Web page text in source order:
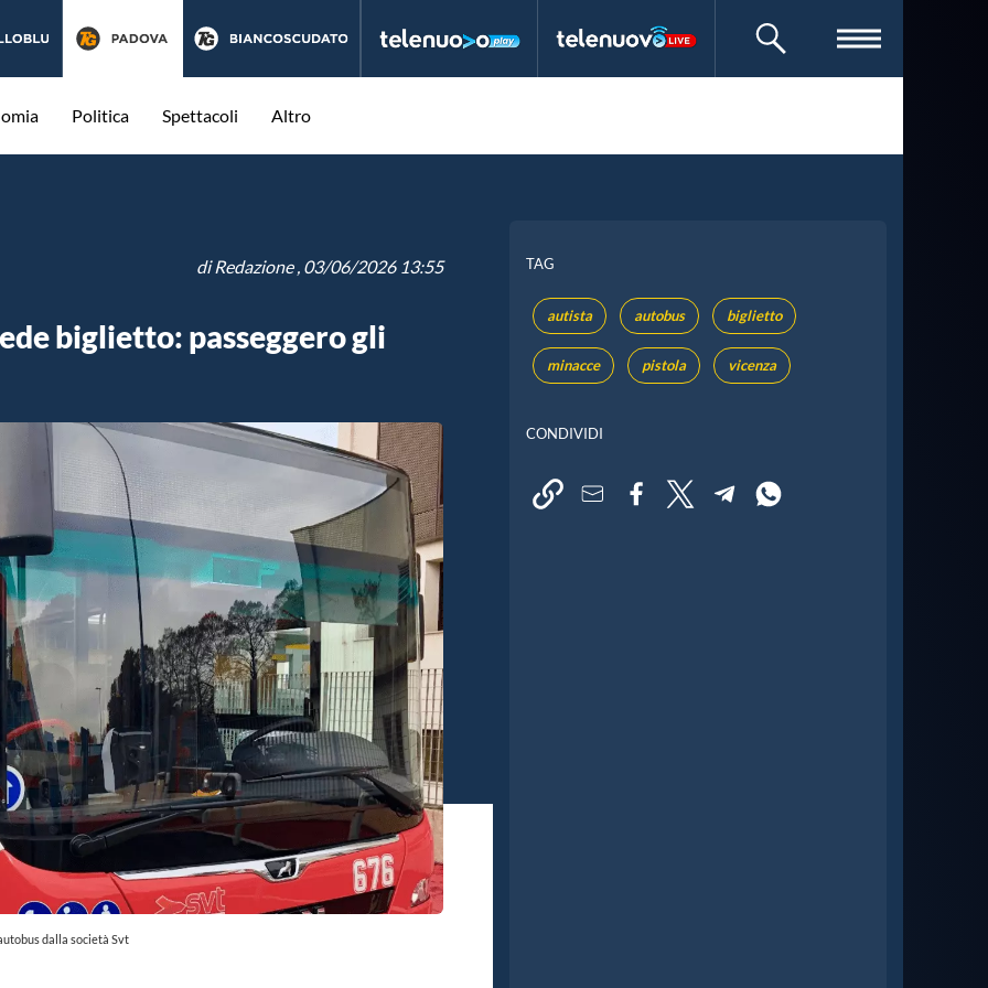
CERCA
Politica Spettacoli Altro
diRedazione, 03/06/2026 13:55
biglietto: passeggero gli
dalla società Svt
TAG
autista autobus biglietto
minacce pistola vicenza
CONDIVIDI